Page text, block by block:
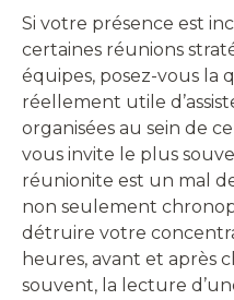
Si votre présence est
certaines réunions
équipes, posez-vous la
réellement utile
organisées au sein de
vous invite le plus
réunionite est un mal
non seulement
détruire votre
heures, avant et après
souvent, la lecture